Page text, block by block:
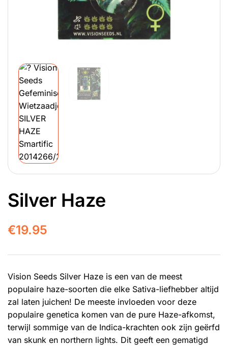
Silver Haze
€19.95
Vision Seeds Silver Haze is een van de meest
populaire haze-soorten die elke Sativa-liefhebber altijd
zal laten juichen! De meeste invloeden voor deze
populaire genetica komen van de pure Haze-afkomst,
terwijl sommige van de Indica-krachten ook zijn geërfd
van skunk en northern lights. Dit geeft een gematigd